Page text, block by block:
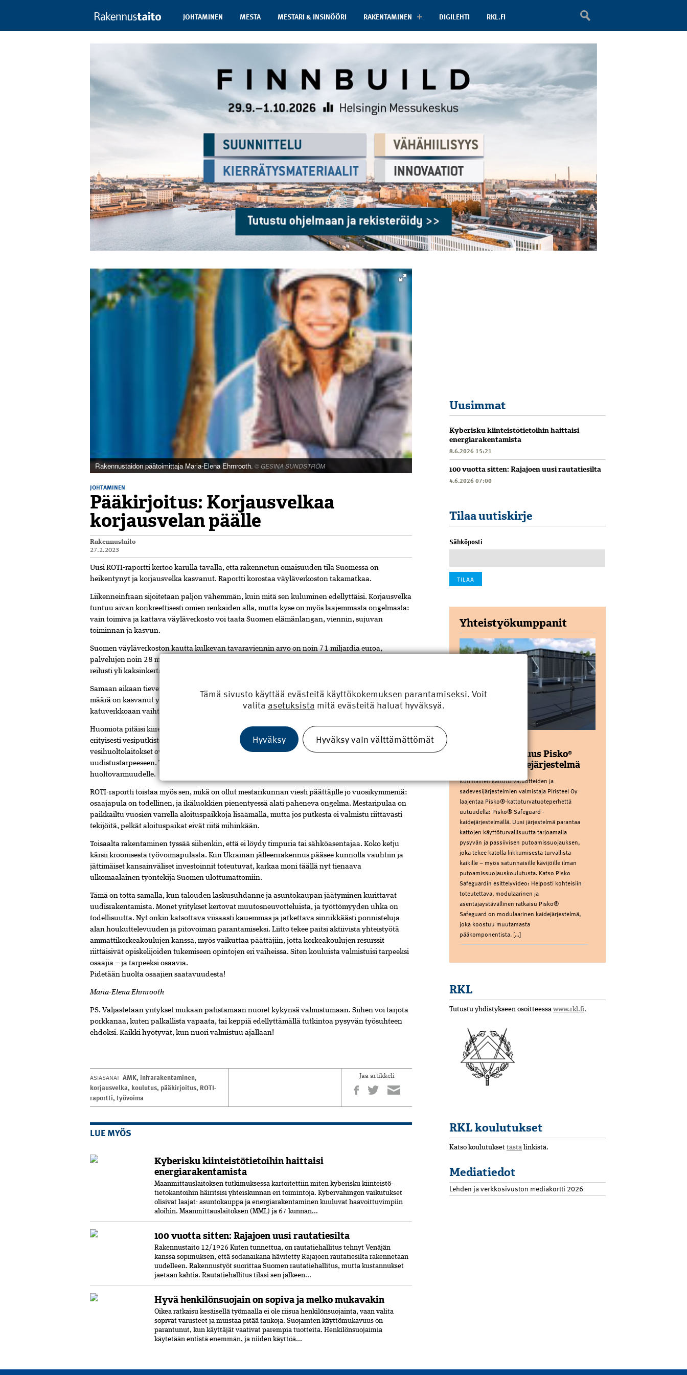
JOHTAMINEN MESTA MESTARI & INSINÖÖRI RAKENTAMINEN DIGILEHTI RKL.FI
Rakennustaidon päätoimittaja Maria-Elena Ehrnrooth. © GESINA SUNDSTRÖM
JOHTAMINEN
Pääkirjoitus: Korjausvelkaa
korjausvelan päälle
Rakennustaito
27.2.2023
Uusi ROTI-raportti kertoo karulla tavalla, että rakennetun omaisuuden tila Suomessa on
heikentynyt ja korjausvelka kasvanut. Raportti korostaa väyläverkoston takamatkaa.
Liikenneinfraan sijoitetaan paljon vähem­män, kuin mitä sen kuluminen edellyttäisi. Korjausvelka
tuntuu aivan konkreettisesti omien renkaiden alla, mutta kyse on myös laajemmasta ongelmasta:
vain toimiva ja katta­va väyläverkosto voi taata Suomen elämän­langan, viennin, sujuvan
toiminnan ja kasvun.
Suomen väyläverkoston kautta kulkevan tavaraviennin arvo on noin 71 miljardia euroa,
palvelujen noin 28 miljardia euroa. Ruotsissa lukemat ovat kummassakin vienti­kategoriassa
reilusti yli kaksinkertaiset ja inves­toinnit liikenneinfraan kolminkertaiset Suomeen verrattuna.
Samaan aikaan tieverkoston kunto on heikentynyt, ja esimerkiksi huonokuntoisten siltojen
määrä on kasvanut yli viidenneksen vuoteen 2017 verrattuna. Kuntien kyky huoltaa omaa
katuverkkoaan vaihtelee. Rahapula on jatkuva riesa.
Huomiota pitäisi kiireesti kiinnittää myös maanalaiseen infraamme eli yhdyskuntatekniikkaan,
erityisesti vesiputkiston rapautuvaan kuntoon. Suuria saneerauksia tarvitaan, mutta monet
vesihuoltolaitokset ovat yksikköinä liian pieniä vastaamaan kasvavaan korjaus- ja
uudistustarpeeseen. Toimivalla yhdys­kuntatekniikalla on ratkaiseva merkitys
huoltovarmuudelle.
ROTI-raportti toistaa myös sen, mikä on ollut mestarikunnan viesti päättäjille jo vuosi­kymmeniä:
osaajapula on todellinen, ja ikäluokkien pienentyessä alati paheneva ongelma. Mestaripulaa on
paikkailtu vuosien varrella aloituspaikkoja lisäämällä, mutta jos putkesta ei valmistu riittävästi
tekijöitä, pelkät aloituspaikat eivät riitä mihinkään.
Toisaalta rakentaminen tyssää siihenkin, että ei löydy timpuria tai sähköasentajaa. Koko ketju
kärsii kroonisesta työvoimapulasta. Kun Ukrainan jälleenrakennus pääsee kunnolla vauhtiin ja
jättimäiset kansainväliset inves­toinnit toteutuvat, karkaa moni täällä nyt tienaava
ulkomaalainen työntekijä Suomen ulottumattomiin.
Tämä on totta samalla, kun talouden­ lasku­suhdanne ja asuntokaupan jäätyminen­ kurittavat
uudisrakentamista. Monet yritykset kertovat muutosneuvotteluista, ja työttömyyden uhka on
todellisuutta. Nyt onkin­ katsottava viisaasti kauemmas ja jatkettava­ sinnikkäästi ponnisteluja
alan houkuttelevuuden ja pitovoiman parantamiseksi. Liitto tekee paitsi aktiivista yhteistyötä
ammattikorkea­koulujen kanssa, myös vaikuttaa päättäjiin, jotta korkeakoulujen resurssit
riittäisivät opiskelijoiden tukemiseen opintojen eri vaiheissa. Siten kouluista valmistuisi tarpeeksi
osaajia – ja tarpeeksi osaavia.
Pidetään huolta osaajien saatavuudesta!
Maria-Elena Ehrnrooth
PS. Valjastetaan yritykset mukaan patis­tamaan nuoret kykynsä valmistumaan. Siihen voi tarjota
porkkanaa, kuten palkallista vapaata, tai keppiä edellyttämällä tutkintoa pysyvän työsuhteen
ehdoksi. Kaikki hyötyvät, kun nuori valmistuu ajallaan!
ASIASANAT AMK, infrarakentaminen,
korjausvelka, koulutus, pääkirjoitus, ROTI-
raportti,työvoima
Jaa artikkeli
LUE MYÖS
Kyberisku kiinteistötietoihin haittaisi
energiarakentamista
Maanmittauslaitoksen tutkimuksessa kartoitettiin miten kyberisku kiinteistö­
tietokantoihin häiritsisi yhteiskunnan eri toimintoja. Kyber­vahingon vaikutukset
olisivat laajat: asuntokauppa ja energia­rakentaminen kuuluvat haavoittuvimpiin
aloihin. Maanmittauslaitoksen (MML) ja 67 kunnan...
100 vuotta sitten: Rajajoen uusi rautatiesilta
Rakennustaito 12/1926 Kuten tunnettua, on rautatiehallitus tehnyt Venäjän
kanssa sopimuksen, että sodanaikana hävitetty Rajajoen rautatiesilta rakennetaan
uudelleen. Rakennustyöt suorittaa Suomen rautatiehallitus, mutta kustannukset
jaetaan kahtia. Rautatiehallitus tilasi sen jälkeen...
Hyvä henkilönsuojain on sopiva ja melko mukavakin
Oikea ratkaisu kesäisellä työmaalla ei ole riisua henkilönsuojainta, vaan valita
sopivat varusteet ja muistaa pitää taukoja. Suojainten käyttömukavuus on
parantunut, kun käyttäjät vaativat parempia tuotteita. Henkilönsuojaimia
käytetään entistä enemmän, ja niiden käyttöä...
Uusimmat
Kyberisku kiinteistötietoihin haittaisi
energiarakentamista
8.6.2026 15:21
100 vuotta sitten: Rajajoen uusi rautatiesilta
4.6.2026 07:00
Tilaa uutiskirje
Sähköposti
Yhteistyökumppanit
Kattoturvauutuus Pisko®
Safeguard kaidejärjestelmä
Kotimainen kattoturvatuotteiden ja
sadevesijärjestelmien valmistaja Piristeel Oy
laajentaa Pisko®-kattoturvatuoteperhettä
uutuudella: Pisko® Safeguard -
kaidejärjestelmällä. Uusi järjestelmä parantaa
kattojen käyttöturvallisuutta tarjoamalla
pysyvän ja passiivisen putoamissuojauksen,
joka tekee katolla liikkumisesta turvallista
kaikille – myös satunnaisille kävijöille ilman
putoamissuojauskoulutusta. Katso Pisko
Safeguardin esittelyvideo: Helposti kohteisiin
toteutettava, modulaarinen ja
asentajaystävällinen ratkaisu Pisko®
Safeguard on modulaarinen kaidejärjestelmä,
joka koostuu muutamasta
pääkomponentista. […]
RKL
Tutustu yhdistykseen osoitteessa www.rkl.fi.
RKL koulutukset
Katso koulutukset tästä linkistä.
Mediatiedot
Lehden ja verkkosivuston mediakortti 2026
Tämä sivusto käyttää evästeitä käyttökokemuksen parantamiseksi. Voit
valita asetuksista mitä evästeitä haluat hyväksyä.
Hyväksy Hyväksy vain välttämättömät